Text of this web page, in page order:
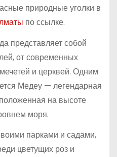
природные уголки в
по ссылке.
представляет собой
от современных
и церквей. Одним
Медеу — легендарная
на высоте
моря.
парками и садами,
цветущих роз и